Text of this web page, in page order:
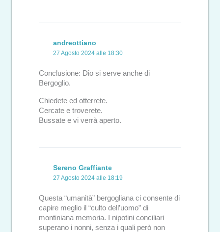
andreottiano
27 Agosto 2024 alle 18:30
Conclusione: Dio si serve anche di
Bergoglio.
Chiedete ed otterrete.
Cercate e troverete.
Bussate e vi verrà aperto.
Sereno Graffiante
27 Agosto 2024 alle 18:19
Questa “umanità” bergogliana ci consente di
capire meglio il “culto dell’uomo” di
montiniana memoria. I nipotini conciliari
superano i nonni, senza i quali però non